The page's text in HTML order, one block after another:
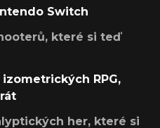
Switch
které si teď
RPG,
her, které si